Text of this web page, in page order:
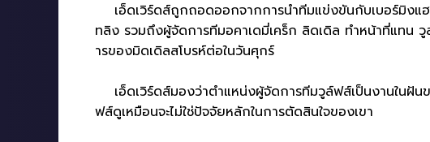
เอ็ดเวิร์ดส์ถูกถอดออกจากการนำทีมแข่งขันกับเบอร์มิงแฮ
ทลิง รวมถึงผู้จัดการทีมอคาเดมี่เคร็ก ลิดเดิล ทำหน้าที่แทน
ารของมิดเดิลสโบรห์ต่อในวันศุกร์
เอ็ดเวิร์ดส์มองว่าตำแหน่งผู้จัดการทีมวูล์ฟส์เป็นงานในฝั
ฟส์ดูเหมือนจะไม่ใช่ปัจจัยหลักในการตัดสินใจของเขา